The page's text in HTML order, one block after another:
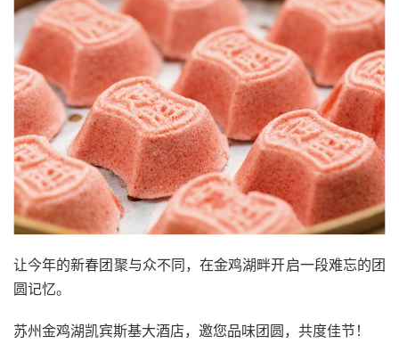
让今年的新春团聚与众不同，在金鸡湖畔开启一段难忘的团
圆记忆。
苏州金鸡湖凯宾斯基大酒店，邀您品味团圆，共度佳节！